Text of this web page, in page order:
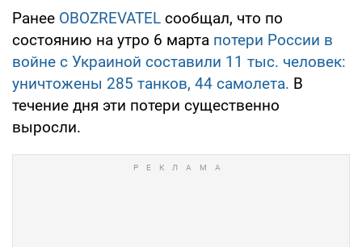
Ранее OBOZREVATEL сообщал, что по
состоянию на утро 6 марта потери России в
войне с Украиной составили 11 тыс. человек:
уничтожены 285 танков, 44 самолета. В
течение дня эти потери существенно
выросли.